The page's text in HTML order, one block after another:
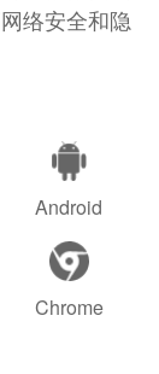
络安全和隐
Android
Chrome